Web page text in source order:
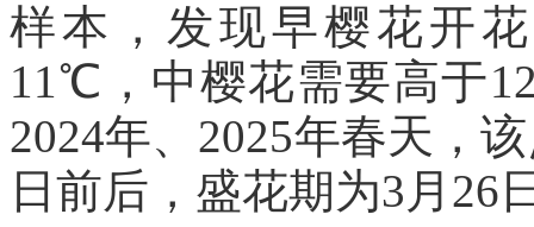
样本，发现早樱花开
11℃，中樱花需要高于
2024年、2025年春天，
日前后，盛花期为3月26